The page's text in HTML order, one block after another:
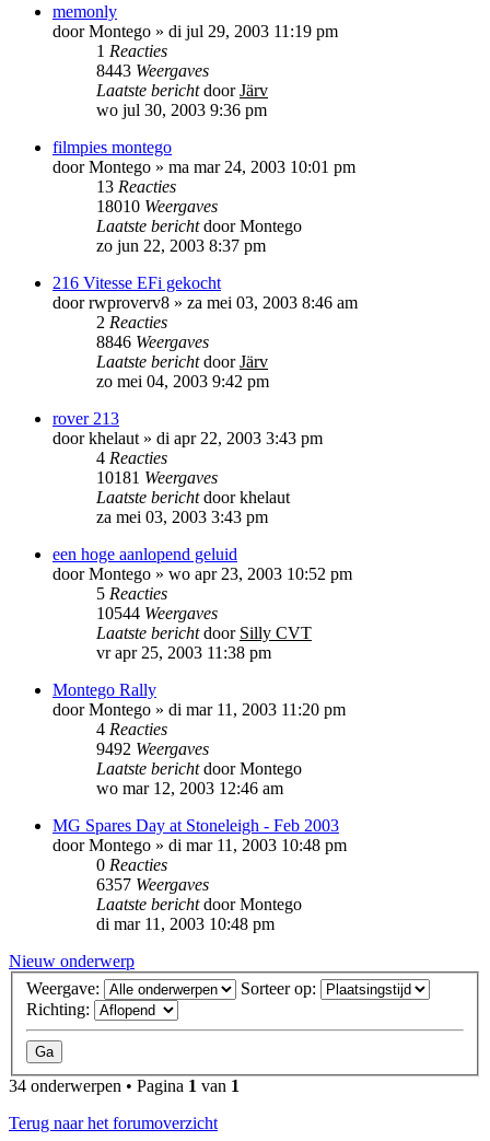
memonly
doorMontego » di jul 29, 2003 11:19 pm
1 Reacties
8443 Weergaves
Laatste berichtdoorJärv
wo jul 30, 2003 9:36 pm
filmpies montego
doorMontego » ma mar 24, 2003 10:01 pm
13 Reacties
18010 Weergaves
Laatste berichtdoorMontego
zo jun 22, 2003 8:37 pm
216 Vitesse EFi gekocht
doorrwproverv8 » za mei 03, 2003 8:46 am
2 Reacties
8846 Weergaves
Laatste berichtdoorJärv
zo mei 04, 2003 9:42 pm
rover 213
doorkhelaut » di apr 22, 2003 3:43 pm
4 Reacties
10181 Weergaves
Laatste berichtdoorkhelaut
za mei 03, 2003 3:43 pm
een hoge aanlopend geluid
doorMontego » wo apr 23, 2003 10:52 pm
5 Reacties
10544 Weergaves
Laatste berichtdoor Silly CVT
vr apr 25, 2003 11:38 pm
Montego Rally
doorMontego » di mar 11, 2003 11:20 pm
4 Reacties
9492 Weergaves
Laatste berichtdoorMontego
wo mar 12, 2003 12:46 am
MG Spares Day at Stoneleigh - Feb 2003
doorMontego » di mar 11, 2003 10:48 pm
0 Reacties
6357 Weergaves
Laatste berichtdoorMontego
di mar 11, 2003 10:48 pm
Nieuw onderwerp
Weergave:
Sorteer op:
Richting:
34 onderwerpen • Pagina 1 van 1
Terug naar het forumoverzicht